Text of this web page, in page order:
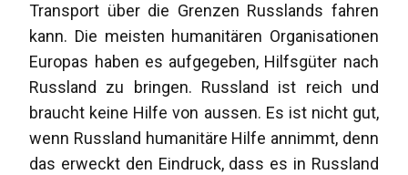
Transport über die Grenzen Russlands fahren
kann. Die meisten humanitären Organisationen
Europas haben es aufgegeben, Hilfsgüter nach
Russland zu bringen. Russland ist reich und
braucht keine Hilfe von aussen. Es ist nicht gut,
wenn Russland humanitäre Hilfe annimmt, denn
das erweckt den Eindruck, dass es in Russland